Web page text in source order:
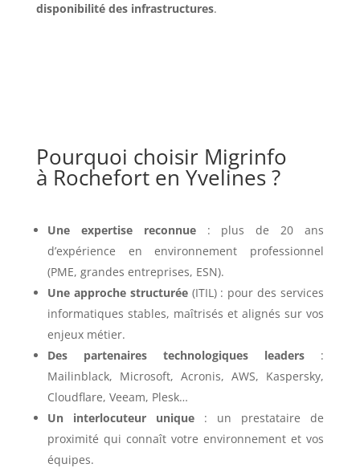
disponibilité des infrastructures.
Pourquoi choisir Migrinfo
à Rochefort en Yvelines ?
Une expertise reconnue: plus de 20 ans
d’expérience en environnement professionnel
(PME, grandes entreprises, ESN).
Une approche structurée(ITIL) : pour des services
informatiques stables, maîtrisés et alignés sur vos
enjeux métier.
Des partenaires technologiques leaders :
Mailinblack, Microsoft, Acronis, AWS, Kaspersky,
Cloudflare, Veeam, Plesk…
Un interlocuteur unique: un prestataire de
proximité qui connaît votre environnement et vos
équipes.